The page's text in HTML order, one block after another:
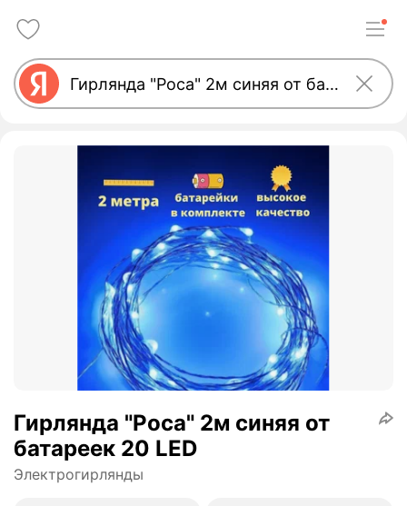
Гирлянда "Роса" 2м синяя от
батареек 20 LED
Электрогирлянды